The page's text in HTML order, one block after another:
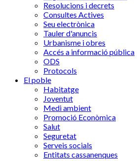
Resolucions i decrets
Consultes Actives
Seu electrònica
Tauler d'anuncis
Urbanisme i obres
Accés a informació pública
ODS
Protocols
El poble
Habitatge
Joventut
Medi ambient
Promoció Econòmica
Salut
Seguretat
Serveis socials
Entitats cassanenques